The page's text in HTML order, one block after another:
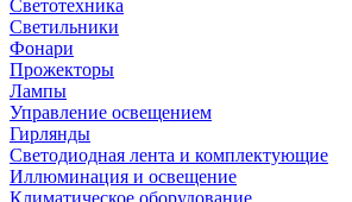
Светотехника
Светильники
Фонари
Прожекторы
Лампы
Управление освещением
Гирлянды
Светодиодная лента и комплектующие
Иллюминация и освещение
Климатическое оборудование